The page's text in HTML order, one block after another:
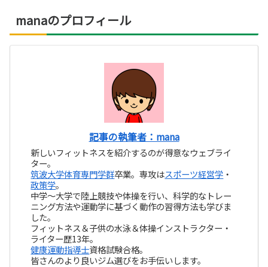
manaのプロフィール
記事の執筆者：mana
新しいフィットネスを紹介するのが得意なウェブライ
ター。
筑波大学体育専門学群卒業。専攻はスポーツ経営学 ・
政策学。
中学～大学で陸上競技や体操を行い、科学的なトレー
ニング方法や運動学に基づく動作の習得方法も学びま
した。
フィットネス＆子供の水泳＆体操インストラクター・
ライター歴13年。
健康運動指導士資格試験合格。
皆さんのより良いジム選びをお手伝いします。